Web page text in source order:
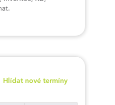
Hlídat nové termíny